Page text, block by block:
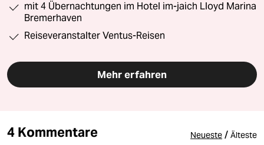
mit 4 Übernachtungen im Hotel im-jaich Lloyd Marina
Bremerhaven
Reiseveranstalter Ventus-Reisen
Mehr erfahren
4 Kommentare Neueste / Älteste